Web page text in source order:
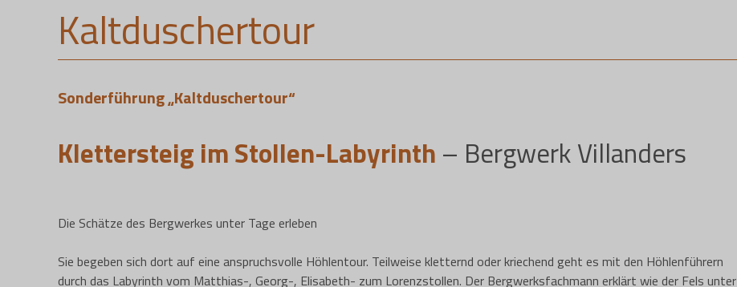
Kaltduschertour
Sonderführung „Kaltduschertour“
Klettersteig im Stollen-Labyrinth – Bergwerk Villanders
Die Schätze des Bergwerkes unter Tage erleben
Sie begeben sich dort auf eine anspruchsvolle Höhlentour. Teilweise kletternd oder kriechend geht es mit den Höhlenführern
durch das Labyrinth vom Matthias-, Georg-, Elisabeth- zum Lorenzstollen. Der Bergwerksfachmann erklärt wie der Fels unter